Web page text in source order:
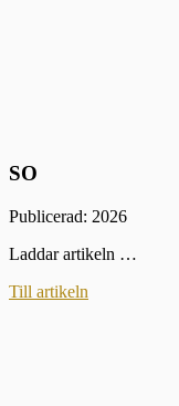
SO
Publicerad: 2026
Laddar artikeln …
Till artikeln